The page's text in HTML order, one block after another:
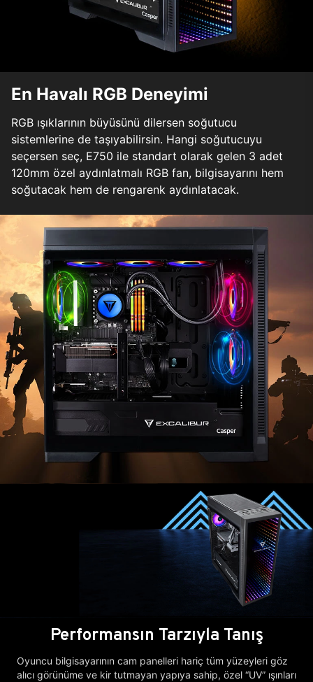
En Havalı RGB Deneyimi
RGB ışıklarının büyüsünü dilersen soğutucu
sistemlerine de taşıyabilirsin. Hangi soğutucuyu
seçersen seç, E750 ile standart olarak gelen 3 adet
120mm özel aydınlatmalı RGB fan, bilgisayarını hem
soğutacak hem de rengarenk aydınlatacak.
Performansın Tarzıyla Tanış
Oyuncu bilgisayarının cam panelleri hariç tüm yüzeyleri göz
alıcı görünüme ve kir tutmayan yapıya sahip, özel “UV” ışınları